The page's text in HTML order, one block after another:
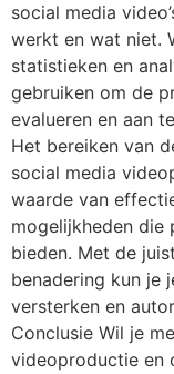
social media
werkt en wat niet.
statistieken en
gebruiken om de
evalueren en aan
Het bereiken van
social media
waarde van
mogelijkheden die
bieden. Met de
benadering kun je
versterken en
Conclusie Wil je
videoproductie en